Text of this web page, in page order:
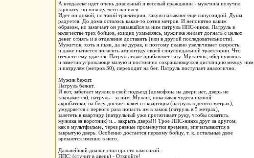
А невдалеке идет очень довольный и веселый гражданин - мужчина получил
зарплату, по поводу чего напился.
Идет он домой, по такой траектории, какую называют еще синусоидой. Душа
радуется. До дома осталось какая-то сотня метров. И непонятно каким
образом, но замечает он увязавшйся за ним патруль ППС-ников. Патруль в
количестве трех бойцов, ехидно ухмыляясь, мужичка желает догнать с целью
денег отнять и в отделение доставить (или в другой последовательности).
Мужичок, хоть и пьян, да не дурак, и поэтому плавно увеличивает скорость
и даже пытается погасить амплитуду своей синусоидальной траектории. Что
отчасти ему удается. Патруль тоже прибавляет газу. Мужичок, обернувшись
и заметив угрожающе малую и постоянно сокращающуюся дистанцию между ним
и патрулем (метров 30), переходит на бег. Патруль поступает аналогично.
Мужик бежит.
Патруль бежит.
И вот, забегает мужик в свой подъезд (домофона на двери нет, дверь не
закрывается), патруль - за ним. Мужик, показывая чудеса пьяной
акробатики, на бегу достает ключ от квартиры (патруль в десяти метрах),
умудряется с первого раза попасть им в замок (патруль в 5 метрах),
залететь в квартиру (патрульный уже протягивает руку, чтобы схватить
мужика за воротник) и... закрыть дверь!!! Трое ППС-ников друг за другом,
как в мультфильме, через равные промежутки времени, впечатываются в
закрытую дверь. Особенно достается первому бойцу, т. к. остальные двое
врезаются именно в него.
Дальнейший диалог стал просто классикой.
ППС: (стучит в дверь) - Откройте!